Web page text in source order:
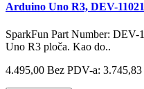
Arduino Uno R3, DEV-11021
SparkFun Part Number:
Uno R3 ploča. Kao do..
4.495,00 Bez PDV-a: 3.745,83